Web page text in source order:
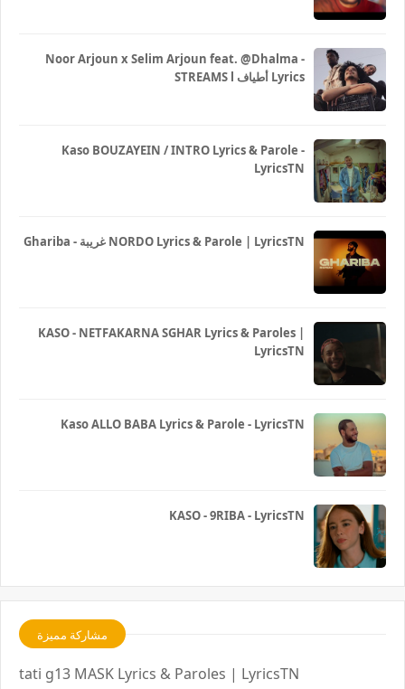
Noor Arjoun x Selim Arjoun feat. @Dhalma -
STREAMS l أطياف Lyrics
Kaso BOUZAYEIN / INTRO Lyrics & Parole -
LyricsTN
Ghariba - غريبة NORDO Lyrics & Parole | LyricsTN
KASO - NETFAKARNA SGHAR Lyrics & Paroles |
LyricsTN
Kaso ALLO BABA Lyrics & Parole - LyricsTN
KASO - 9RIBA - LyricsTN
مشاركة مميزة
tati g13 MASK Lyrics & Paroles | LyricsTN